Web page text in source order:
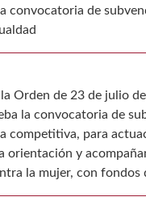
convocatoria de
Orden de 23 de julio
la convocatoria de
competitiva, para
orientación y
la mujer, con fondos